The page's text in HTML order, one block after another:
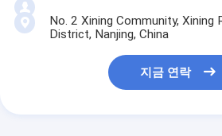
No. 2 Xining Community, Xining
District, Nanjing, China
지금 연락